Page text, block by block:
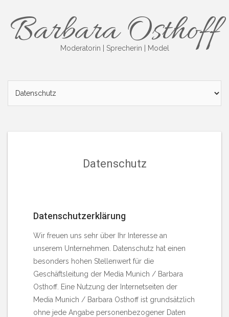
content
Barbara Osthoff
Moderatorin | Sprecherin | Model
Datenschutz
Datenschutzerklärung
Wir freuen uns sehr über Ihr Interesse an
unserem Unternehmen. Datenschutz hat einen
besonders hohen Stellenwert für die
Geschäftsleitung der Media Munich / Barbara
Osthoff. Eine Nutzung der Internetseiten der
Media Munich / Barbara Osthoff ist grundsätzlich
ohne jede Angabe personenbezogener Daten